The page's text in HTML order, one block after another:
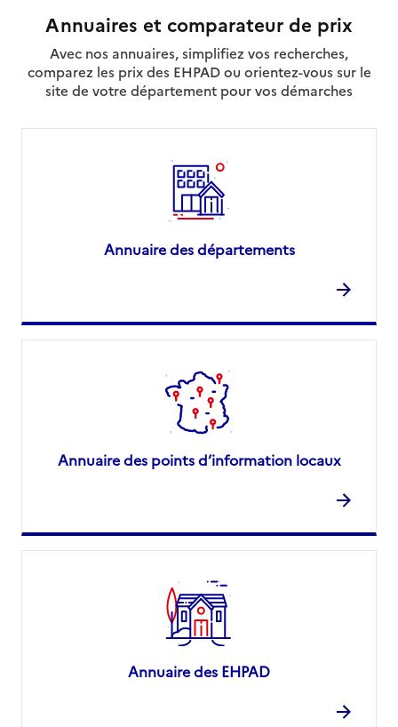
Annuaires et comparateur de prix
Avec nos annuaires, simplifiez vos recherches,
comparez les prix des EHPAD ou orientez-vous sur le
site de votre département pour vos démarches
Annuaire des départements
Annuaire des points d’information locaux
Annuaire des EHPAD